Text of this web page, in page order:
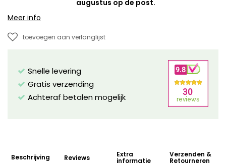
augustus op de post.
Meer info
toevoegen aan verlanglijst
Snelle levering
Gratis verzending
Achteraf betalen mogelijk
Beschrijving Reviews Extra
informatie
Verzenden &
Retourneren